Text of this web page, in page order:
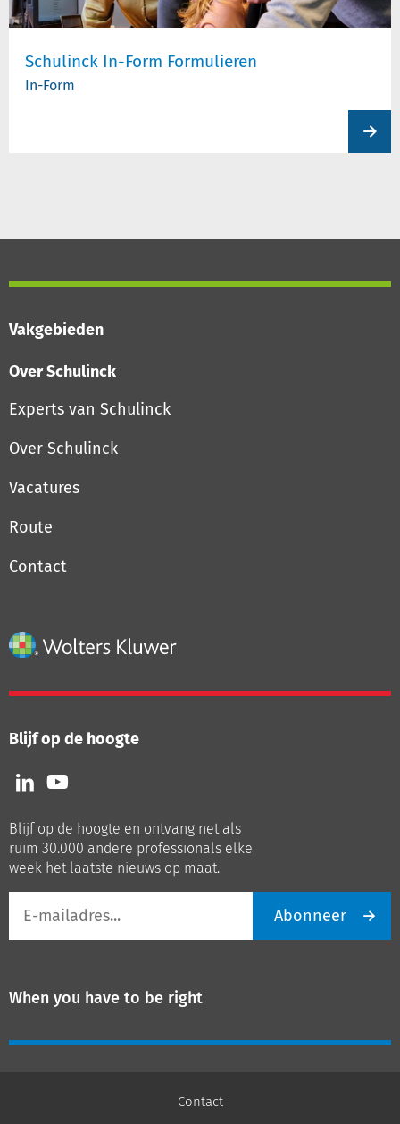
Schulinck In-Form Formulieren
In-Form
Vakgebieden
Over Schulinck
Experts van Schulinck
Over Schulinck
Vacatures
Route
Contact
Blijf op de hoogte
Volg
ons
LinkedIn
Volg
ons
Youtube
Blijf op de hoogte en ontvang net als
ruim 30.000 andere professionals elke
week het laatste nieuws op maat.
mailadres
Abonneer
When you have to be right
Contact